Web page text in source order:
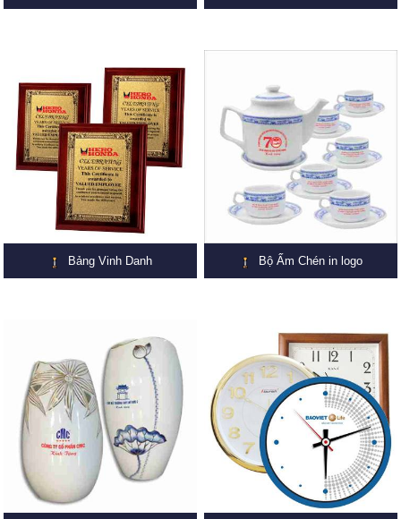
Bảng Vinh Danh Bộ Ấm Chén in logo